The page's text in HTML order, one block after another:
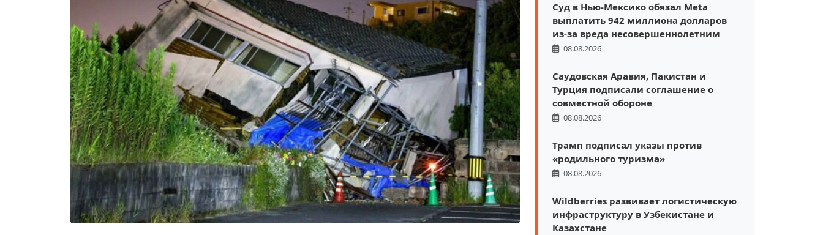
Суд в Нью-Мексико обязал Meta
выплатить 942 миллиона долларов
из-за вреда несовершеннолетним
08.08.2026
Саудовская Аравия, Пакистан и
Турция подписали соглашение о
совместной обороне
08.08.2026
Трамп подписал указы против
«родильного туризма»
08.08.2026
Wildberries развивает логистическую
инфраструктуру в Узбекистане и
Казахстане